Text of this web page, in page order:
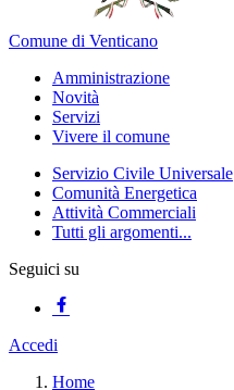
Comune di Venticano
Amministrazione
Novità
Servizi
Vivere il comune
Servizio Civile Universale
Comunità Energetica
Attività Commerciali
Tutti gli argomenti...
Seguici su
Accedi
Home